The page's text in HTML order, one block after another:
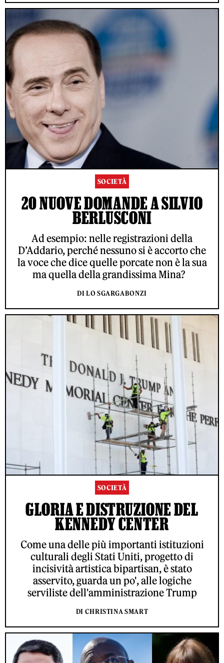
SOCIETÀ
20 NUOVE DOMANDE A SILVIO
BERLUSCONI
Ad esempio: nelle registrazioni della
D’Addario, perché nessuno si è accorto che
la voce che dice quelle porcate non è la sua
ma quella della grandissima Mina?
DI LO SGARGABONZI
SOCIETÀ
GLORIA E DISTRUZIONE DEL
KENNEDY CENTER
Come una delle più importanti istituzioni
culturali degli Stati Uniti, progetto di
incisività artistica bipartisan, è stato
asservito, guarda un po', alle logiche
serviliste dell'amministrazione Trump
DI CHRISTINA SMART